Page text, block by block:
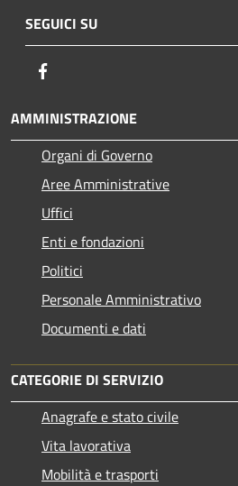
SEGUICI SU
AMMINISTRAZIONE
Organi di Governo
Aree Amministrative
Uffici
Enti e fondazioni
Politici
Personale Amministrativo
Documenti e dati
CATEGORIE DI SERVIZIO
Anagrafe e stato civile
Vita lavorativa
Mobilità e trasporti